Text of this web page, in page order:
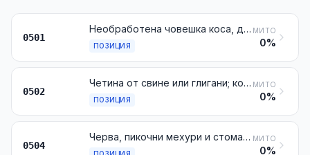
0501
Необработена човешка коса, дори измита или обезмаслена; отпадъци от коса
ПОЗИЦИЯ
МИТО
0%
0502
Четина от свине или глигани; косми от борсук и други косми за четкарската промишленост; отпадъци от четина и косми
ПОЗИЦИЯ
МИТО
0%
0504
Черва, пикочни мехури и стомаси на животни, цели или на парчета, различни от тези на рибите, пресни, охладени, замразени, осолени или в саламура, сушени или пушени МИТО
0%